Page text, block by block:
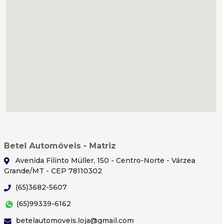
Betel Automóveis - Matriz
Avenida Filinto Müller, 150 - Centro-Norte - Várzea
Grande/MT - CEP 78110302
(65)3682-5607
(65)99339-6162
betelautomoveis.loja@gmail.com